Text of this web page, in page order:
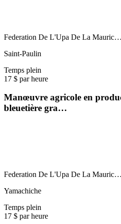
Federation De L'Upa De La Mauric…
Saint-Paulin
Temps plein
17 $ par heure
Manœuvre agricole en
bleuetière gra…
Federation De L'Upa De La Mauric…
Yamachiche
Temps plein
17 $ par heure